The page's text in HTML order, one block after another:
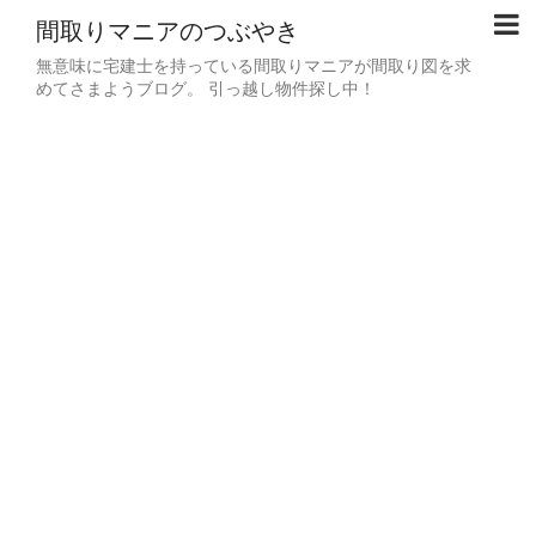
間取りマニアのつぶやき
無意味に宅建士を持っている間取りマニアが間取り図を求
めてさまようブログ。 引っ越し物件探し中！